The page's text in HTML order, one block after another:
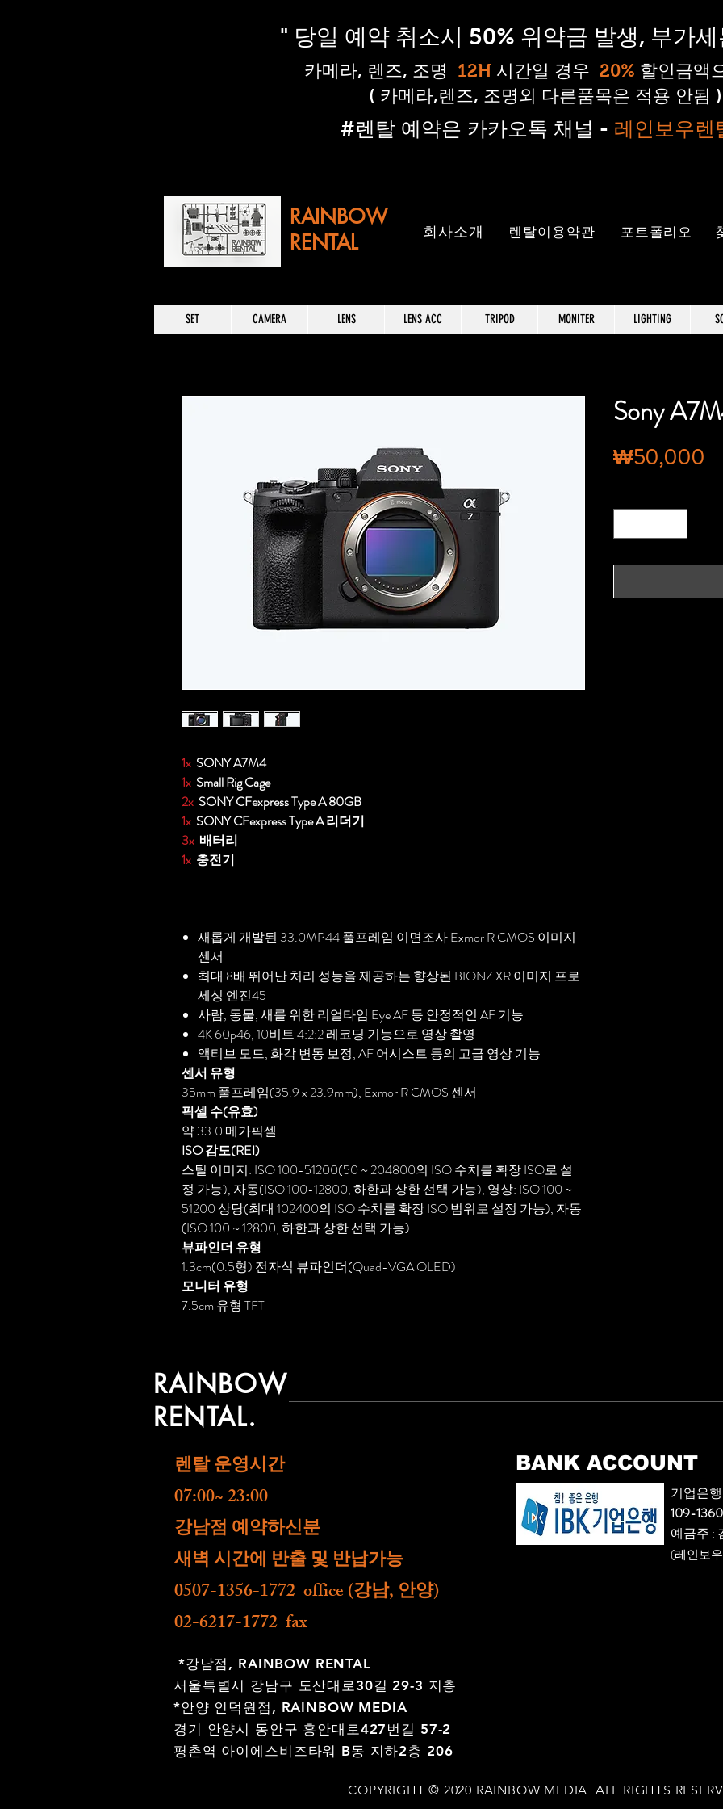
" 당일 예약 취소시 50% 위약금 발생, 부가세
​카메라, 렌즈, 조명 12H시간일 경우 20% 할인금액
( 카메라,렌즈, 조명외 다른품목은 적용 안됨 )
​#렌탈 예약은 카카오톡 채널 - 레인보우렌
RAINBOW
RENTAL
​회사소개 렌탈이용약관 포트폴리오
SET CAMERA LENS LENS ACC TRIPOD MONITER LIGHTING
1x SONY A7M4
1x Small Rig Cage
2x SONY CFexpress Type A 80GB
1x SONY CFexpress Type A 리더기
3x 배터리
1x 충전기
새롭게 개발된 33.0MP44 풀프레임 이면조사 Exmor R CMOS 이미지
센서
최대 8배 뛰어난 처리 성능을 제공하는 향상된 BIONZ XR 이미지 프로
세싱 엔진45
사람, 동물, 새를 위한 리얼타임 Eye AF 등 안정적인 AF 기능
4K 60p46, 10비트 4:2:2 레코딩 기능으로 영상 촬영
액티브 모드, 화각 변동 보정, AF 어시스트 등의 고급 영상 기능
센서 유형
35mm 풀프레임(35.9 x 23.9mm), Exmor R CMOS 센서
픽셀 수(유효)
약 33.0 메가픽셀
ISO 감도(REI)
스틸 이미지: ISO 100-51200(50 ~ 204800의 ISO 수치를 확장 ISO로 설
정 가능), 자동(ISO 100-12800, 하한과 상한 선택 가능), 영상: ISO 100 ~
51200 상당(최대 102400의 ISO 수치를 확장 ISO 범위로 설정 가능), 자동
(ISO 100 ~ 12800, 하한과 상한 선택 가능)
뷰파인더 유형
1.3cm(0.5형) 전자식 뷰파인더(Quad-VGA OLED)
모니터 유형
7.5cm 유형 TFT
Sony
₩50,000
RAINBOW
RENTAL.
렌탈 운영시간
07:00~ 23:00
​강남점 예약하신분
새벽 시간에 반출 및 반납가능
0507-1356-1772 office (강남, 안양)
02-6217-1772 fax
BANK ACCOUNT
기업은행
109-
​예금주 :
(레인보
*강남점, RAINBOW RENTAL
서울특별시 강남구 도산대로30길 29-3 지층
*안양 인덕원점, RAINBOW MEDIA
경기 안양시 동안구 흥안대로427번길 57-2
평촌역 아이에스비즈타워 B동 지하2층 206
COPYRIGHT © 2020 RAINBOW MEDIA ALL RIGHTS